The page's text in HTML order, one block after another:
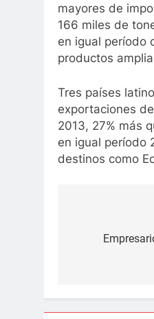
mayores de
166 miles de
en igual período
productos
Tres países
exportaciones
2013, 27% más
en igual período
destinos como